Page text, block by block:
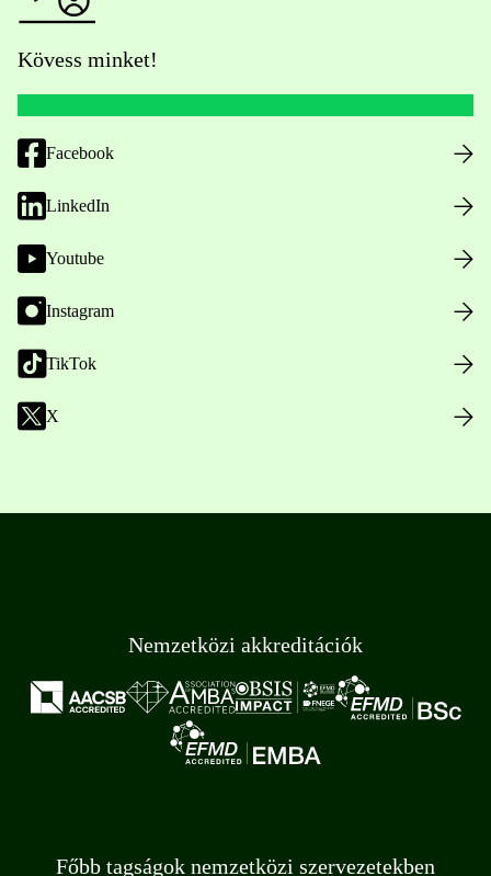
Kövess minket!
Facebook
LinkedIn
Youtube
Instagram
TikTok
X
Nemzetközi akkreditációk
Főbb tagságok nemzetközi szervezetekben